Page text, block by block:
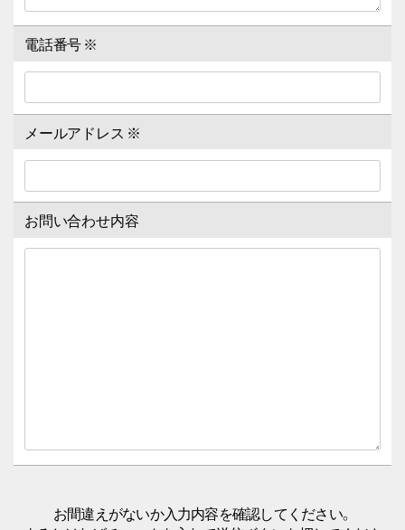
電話番号※
メールアドレス ※
お問い合わせ内容
お間違えがないか入力内容を確認してください。